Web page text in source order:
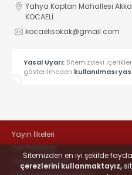
Yahya Kaptan Mahallesi
KOCAELİ
kocaelisokak@gmail.com
Yasal Uyarı: Sitemizdeki
gösterilmeden kullanılması
Yayın İlkeleri
Veri Politikası
Kullanım Şartları
Sitemizden en iyi şekilde
çerezlerini kullanmaktayız,